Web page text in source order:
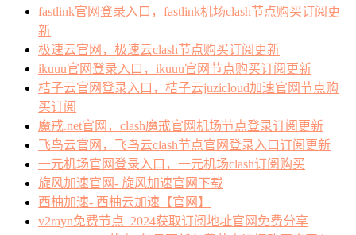
fastlink官网登录入口，fastlink机场clash节点购买订阅更
新
极速云官网，极速云clash节点购买订阅更新
ikuuu官网登录入口，ikuuu官网节点购买订阅更新
桔子云官网登录入口，桔子云juzicloud加速官网节点购
买订阅
魔戒.net官网，clash魔戒官网机场节点登录订阅更新
飞鸟云官网，飞鸟云clash节点官网登录入口订阅更新
一元机场官网登录入口，一元机场clash订阅购买
旋风加速官网- 旋风加速官网下载
西柚加速- 西柚云加速【官网】
v2rayn免费节点_2024获取订阅地址官网免费分享